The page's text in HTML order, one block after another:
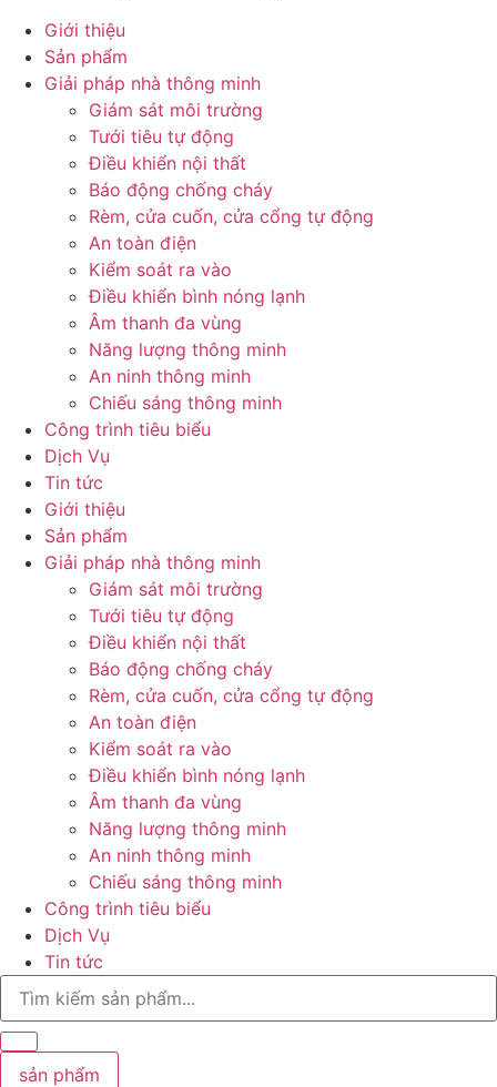
Giới thiệu
Sản phẩm
Giải pháp nhà thông minh
Giám sát môi trường
Tưới tiêu tự động
Điều khiển nội thất
Báo động chống cháy
Rèm, cửa cuốn, cửa cổng tự động
An toàn điện
Kiểm soát ra vào
Điều khiển bình nóng lạnh
Âm thanh đa vùng
Năng lượng thông minh
An ninh thông minh
Chiếu sáng thông minh
Công trình tiêu biểu
Dịch Vụ
Tin tức
Giới thiệu
Sản phẩm
Giải pháp nhà thông minh
Giám sát môi trường
Tưới tiêu tự động
Điều khiển nội thất
Báo động chống cháy
Rèm, cửa cuốn, cửa cổng tự động
An toàn điện
Kiểm soát ra vào
Điều khiển bình nóng lạnh
Âm thanh đa vùng
Năng lượng thông minh
An ninh thông minh
Chiếu sáng thông minh
Công trình tiêu biểu
Dịch Vụ
Tin tức
Search
sản phẩm